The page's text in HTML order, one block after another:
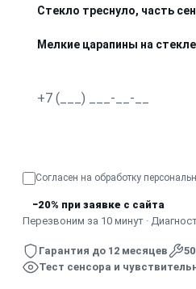
Стекло треснуло, часть
Мелкие царапины на стекле
Согласен на обработку
−20% при заявке с сайта
Перезвоним за 10 минут ·
Гарантия до 12 месяцев
Тест сенсора и